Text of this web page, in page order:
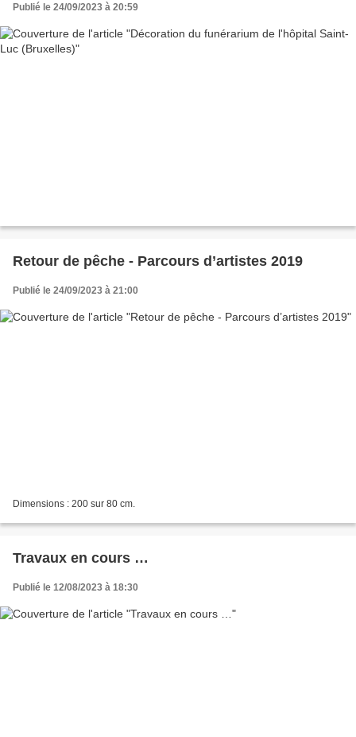
Publié le 24/09/2023 à 20:59
Retour de pêche - Parcours d’artistes 2019
Publié le 24/09/2023 à 21:00
Dimensions : 200 sur 80 cm.
Travaux en cours …
Publié le 12/08/2023 à 18:30